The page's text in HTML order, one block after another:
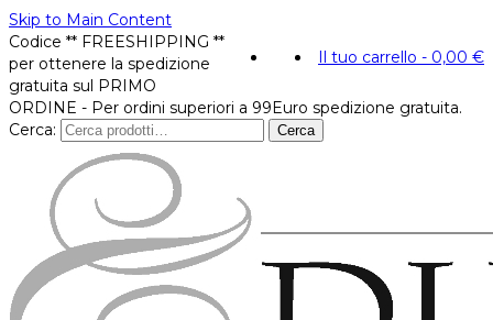
Skip to Main Content
Il tuo carrello - 0,00 €
Codice ** FREESHIPPING **
per ottenere la spedizione
gratuita sul PRIMO
ORDINE - Per ordini superiori a 99Euro spedizione gratuita.
Cerca:
Cerca